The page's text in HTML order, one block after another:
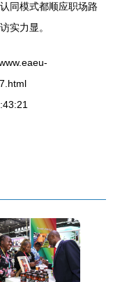
同模式都顺应职场路
实力显。